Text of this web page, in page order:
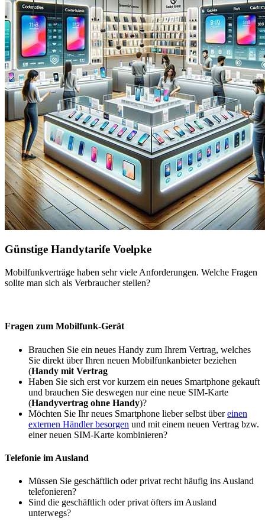
Günstige Handytarife Voelpke
Mobilfunkverträge haben sehr viele Anforderungen. Welche Fragen
sollte man sich als Verbraucher stellen?
Fragen zum Mobilfunk-Gerät
Brauchen Sie ein neues Handy zum Ihrem Vertrag, welches
Sie direkt über Ihren neuen Mobilfunkanbieter beziehen
(Handy mit Vertrag
Haben Sie sich erst vor kurzem ein neues Smartphone gekauft
und brauchen Sie deswegen nur eine neue SIM-Karte
(Handyvertrag ohne Handy)?
Möchten Sie Ihr neues Smartphone lieber selbst übereinen
externen Händler besorgen und mit einem neuen Vertrag bzw.
einer neuen SIM-Karte kombinieren?
Telefonie im Ausland
Müssen Sie geschäftlich oder privat recht häufig ins Ausland
telefonieren?
Sind die geschäftlich oder privat öfters im Ausland
unterwegs?